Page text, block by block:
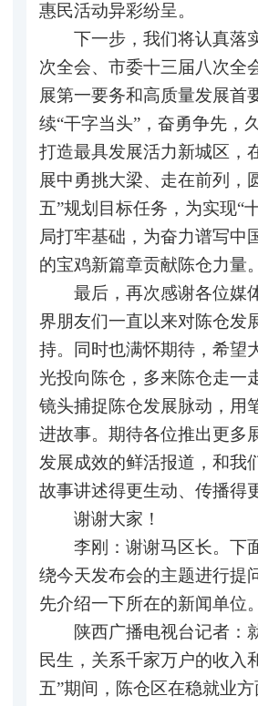
惠民活动异彩纷呈。
下一步，我们将认真落
次全会、市委十三届八次全
展第一要务和高质量发展首
续“干字当头”，奋勇争先，
打造最具发展活力新城区，
展中勇挑大梁、走在前列，
五”规划目标任务，为实现“
局打牢基础，为奋力谱写中
的宝鸡新篇章贡献陈仓力量。
最后，再次感谢各位媒
界朋友们一直以来对陈仓发
持。同时也满怀期待，希望
光投向陈仓，多来陈仓走一
镜头捕捉陈仓发展脉动，用
进故事。期待各位推出更多
发展成效的鲜活报道，和我
故事讲述得更生动、传播得
谢谢大家！
李刚：谢谢马区长。下
绕今天发布会的主题进行提
先介绍一下所在的新闻单位。
陕西广播电视台记者：
民生，关系千家万户的收入
五”期间，陈仓区在稳就业